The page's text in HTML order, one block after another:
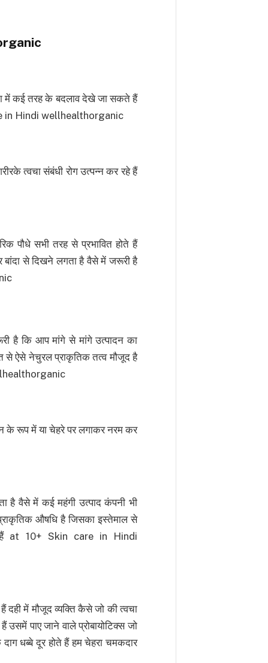
में कई तरह के बदलाव देखे जा सकते हैं
in Hindi wellhealthorganic
त्वचा संबंधी रोग उत्पन्न कर रहे हैं
पौधे सभी तरह से प्रभावित होते हैं
से दिखने लगता है वैसे में जरूरी है
है कि आप मांगे से मांगे उत्पादन का
से ऐसे नेचुरल प्राकृतिक तत्व मौजूद है
के रूप में या चेहरे पर लगाकर नरम कर
है वैसे में कई महंगी उत्पाद कंपनी भी
औषधि है जिसका इस्तेमाल से
हैं at 10+ Skin care in Hindi
में मौजूद व्यक्ति कैसे जो की त्वचा
पाए जाने वाले प्रोबायोटिक्स जो
धब्बे दूर होते हैं हम चेहरा चमकदार